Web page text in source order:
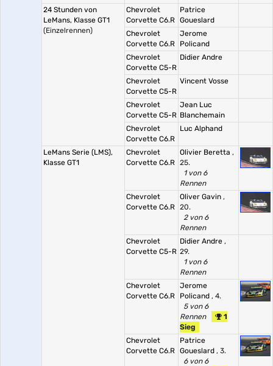
24 Stunden von
LeMans, Klasse GT1
(Einzelrennen)
Chevrolet
Corvette C6.R
Patrice
Goueslard
Chevrolet
Corvette C6.R
Jerome
Policand
Chevrolet
Corvette C5-R
Didier Andre
Chevrolet
Corvette C5-R
Vincent Vosse
Chevrolet
Corvette C5-R
Jean Luc
Blanchemain
Chevrolet
Corvette C6.R
Luc Alphand
LeMans Serie (LMS),
Klasse GT1
Chevrolet
Corvette C6.R
Olivier Beretta ,
25.
1 von 6
Rennen
Chevrolet
Corvette C6.R
Oliver Gavin ,
20.
2 von 6
Rennen
Chevrolet
Corvette C5-R
Didier Andre ,
29.
1 von 6
Rennen
Chevrolet
Corvette C6.R
Jerome
Policand , 4.
5 von 6
Rennen
1
Sieg
Chevrolet
Corvette C6.R
Patrice
Goueslard , 3.
6 von 6